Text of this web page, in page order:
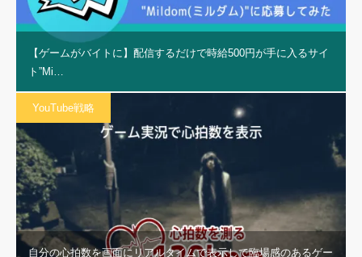
【ゲームがバイトに】配信するだけで時給500円が手に入るサイ
ト”Mi…
YouTube戦略
自分の心拍数を画面にリアルタイムで表示して臨場感のあるゲー